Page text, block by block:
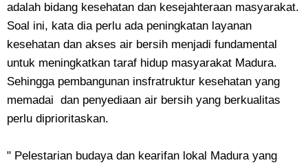
adalah bidang kesehatan dan kesejahteraan masyarakat.
Soal ini, kata dia perlu ada peningkatan layanan
kesehatan dan akses air bersih menjadi fundamental
untuk meningkatkan taraf hidup masyarakat Madura.
Sehingga pembangunan insfratruktur kesehatan yang
memadai dan penyediaan air bersih yang berkualitas
perlu diprioritaskan.
" Pelestarian budaya dan kearifan lokal Madura yang